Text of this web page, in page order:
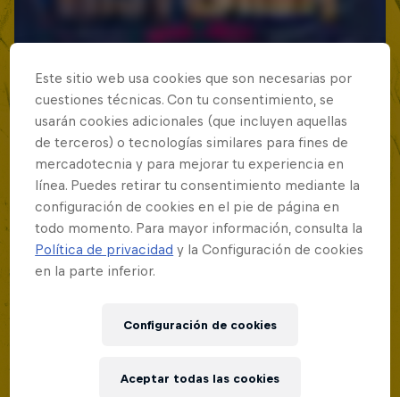
Este sitio web usa cookies que son necesarias por
cuestiones técnicas. Con tu consentimiento, se
usarán cookies adicionales (que incluyen aquellas
de terceros) o tecnologías similares para fines de
mercadotecnia y para mejorar tu experiencia en
línea. Puedes retirar tu consentimiento mediante la
configuración de cookies en el pie de página en
todo momento. Para mayor información, consulta la
Política de privacidad y la Configuración de cookies
en la parte inferior.
Configuración de cookies
Aceptar todas las cookies